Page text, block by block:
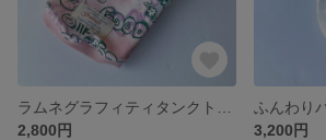
2,800円
3,200円